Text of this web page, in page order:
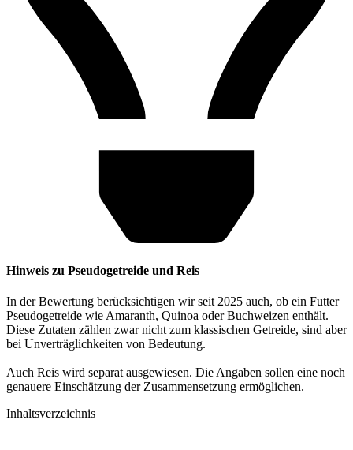
Hinweis zu Pseudogetreide und Reis
In der Bewertung berücksichtigen wir seit 2025 auch, ob ein Futter
Pseudogetreide wie Amaranth, Quinoa oder Buchweizen enthält.
Diese Zutaten zählen zwar nicht zum klassischen Getreide, sind aber
bei Unverträglichkeiten von Bedeutung.
Auch Reis wird separat ausgewiesen. Die Angaben sollen eine noch
genauere Einschätzung der Zusammensetzung ermöglichen.
Inhaltsverzeichnis​